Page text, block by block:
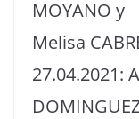
MOYANO y
Melisa
27.04.2021: